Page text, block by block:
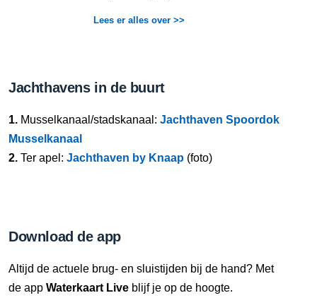
Lees er alles over >>
Jachthavens in de buurt
1. Musselkanaal/stadskanaal: Jachthaven Spoordok
Musselkanaal
2. Ter apel: Jachthaven by Knaap (foto)
Download de app
Altijd de actuele brug- en sluistijden bij de hand? Met
de app Waterkaart Live blijf je op de hoogte.